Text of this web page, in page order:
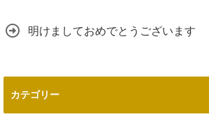
明けましておめでとうございます
カテゴリー